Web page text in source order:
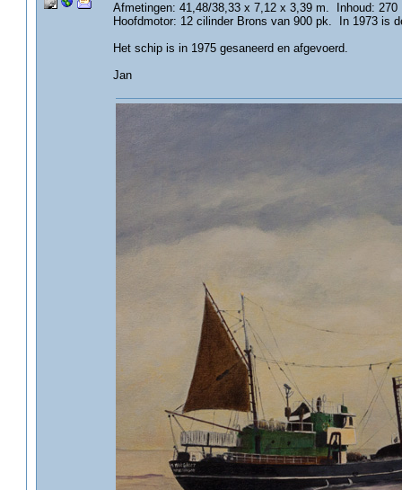
Afmetingen: 41,48/38,33 x 7,12 x 3,39 m. Inhoud: 270
Hoofdmotor: 12 cilinder Brons van 900 pk. In 1973 is
Het schip is in 1975 gesaneerd en afgevoerd.
Jan